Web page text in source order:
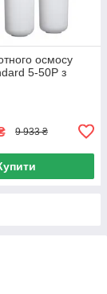
осмосу
5-50P з
9 933 ₴